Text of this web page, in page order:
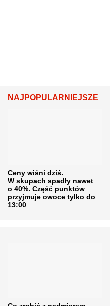
NAJPOPULARNIEJSZE
Ceny wiśni dziś.
W skupach spadły nawet
o 40%. Część punktów
przyjmuje owoce tylko do
13:00